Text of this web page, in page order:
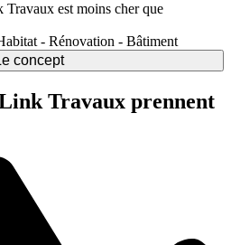
est moins cher que
- Rénovation - Bâtiment
concept
Travaux prennent